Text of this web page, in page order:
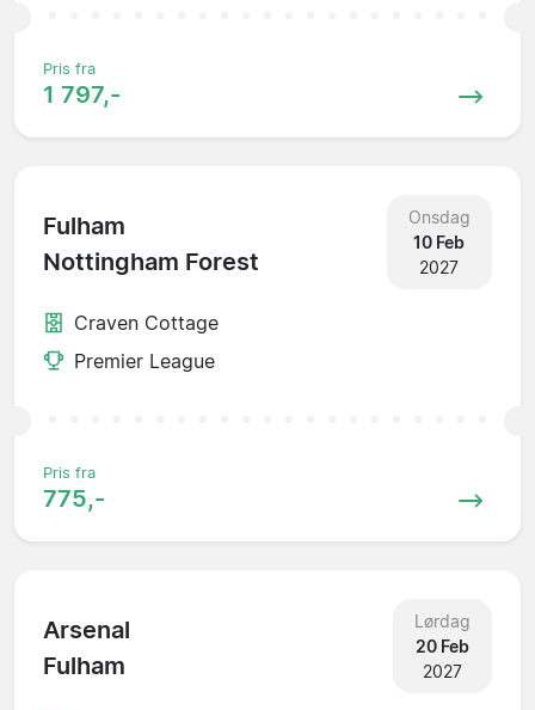
Pris fra
1 797,-
Fulham
Nottingham Forest
Onsdag
10 Feb
2027
Craven Cottage
Premier League
Pris fra
775,-
Arsenal
Fulham
Lørdag
20 Feb
2027